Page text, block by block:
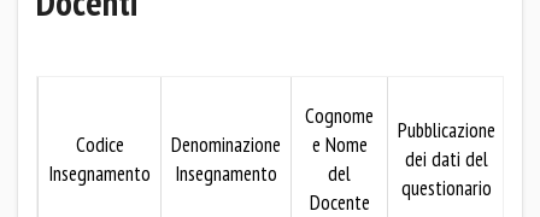
Codice
Insegnamento
Denominazione
Insegnamento
Cognome
e Nome
del
Docente
Pubblicazione
dei dati del
questionario